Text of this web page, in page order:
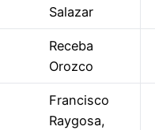
Salazar
Receba
Orozco
Francisco
Raygosa,